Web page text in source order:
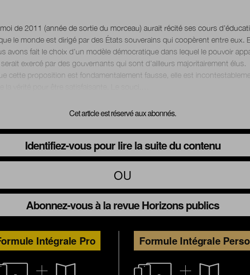
de 2011 (année de sortie du morceau) aurait récité ses cours
le monde est dirigé par des États souverains qui coopèrent entre eux.
avons fait le choix d’un modèle démocratique dans lequel le pouvoir
exercé par des gouvernants qui sont d’ailleurs majoritairement élus.
cette proposition est fondamentalement fausse, elle est
Cet article est réservé aux abonnés.
Identifiez-vous pour lire la suite du contenu
OU
Abonnez-vous à la revue Horizons publics
Intégrale Pro Formule Intégrale Perso